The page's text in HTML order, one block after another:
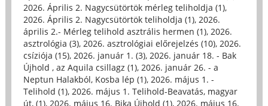
2026. Április 2. Nagycsütörtök mérleg teliholdja (1),
2026. Április 2. Nagycsütörtök teliholdja (1), 2026.
április 2.- Mérleg telihold asztrális hermen (1), 2026.
asztrológia (3), 2026. asztrológiai előrejelzés (10), 2026.
csíziója (15), 2026. január 1. (3), 2026. január 18. - Bak
Újhold , az Aquila csillagz (1), 2026. január 26. - a
Neptun Halakból, Kosba lép (1), 2026. május 1. -
Telihold (1), 2026. május 1. Telihold-Beavatás, magyar
út, (1), 2026. május 16. Bika Újhold (1), 2026. május 16.